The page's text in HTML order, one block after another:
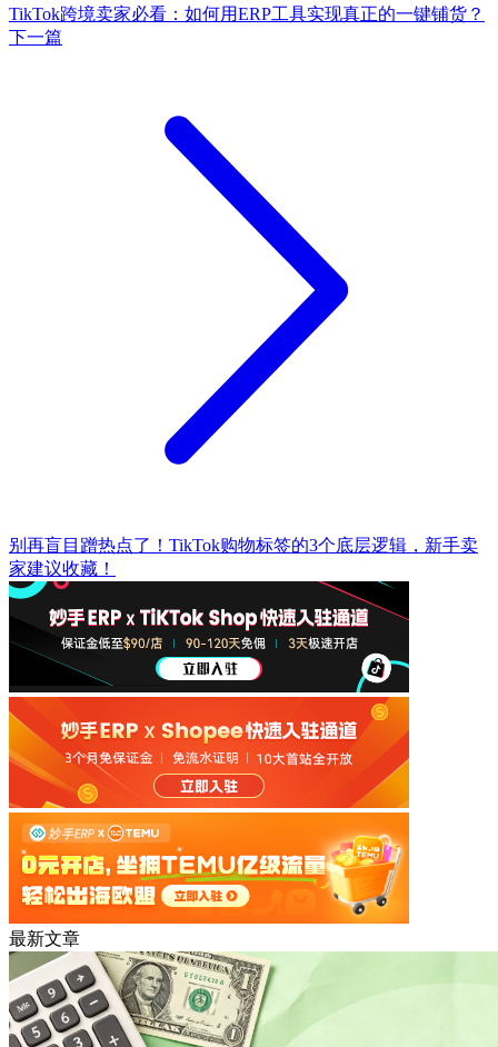
TikTok跨境卖家必看：如何用ERP工具实现真正的一键铺货？
下一篇
别再盲目蹭热点了！TikTok购物标签的3个底层逻辑，新手卖
家建议收藏！
最新文章